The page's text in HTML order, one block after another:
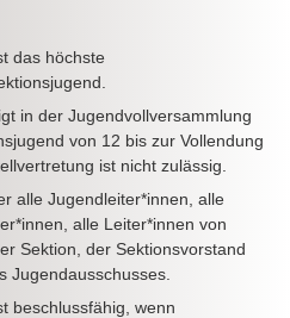
das höchste
in der Jugendvollversammlung
von 12 bis zur Vollendung
ist nicht zulässig.
alle Jugendleiter*innen, alle
alle Leiter*innen von
Sektion, der Sektionsvorstand
Jugendausschusses.
beschlussfähig, wenn